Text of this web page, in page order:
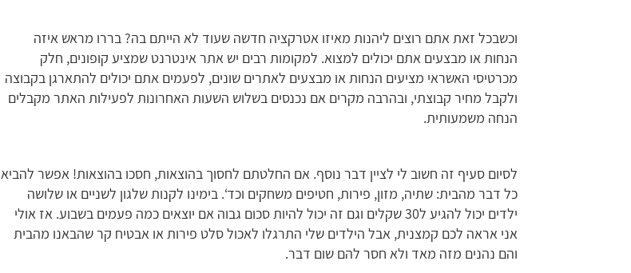
וכשבכל זאת אתם רוצים ליהנות מאיזו אטרקציה חדשה שעוד לא הייתם בה? בררו מראש איזה
הנחות או מבצעים אתם יכולים למצוא. למקומות רבים יש אתר אינטרנט שמציע קופונים, חלק
מכרטיסי האשראי מציעים הנחות או מבצעים לאתרים שונים, לפעמים אתם יכולים להתארגן בקבוצה
ולקבל מחיר קבוצתי, ובהרבה מקרים אם נכנסים בשלוש השעות האחרונות לפעילות האתר מקבלים
הנחה משמעותית.
לסיום סעיף זה חשוב לי לציין דבר נוסף. אם החלטתם לחסוך בהוצאות, חסכו בהוצאות! אפשר להביא
כל דבר מהבית: שתיה, מזון, פירות, חטיפים משחקים וכד‘. בימינו לקנות שלגון לשניים או שלושה
ילדים יכול להגיע ל30 שקלים וגם זה יכול להיות סכום גבוה אם יוצאים כמה פעמים בשבוע. אז אולי
אני אראה לכם קמצנית, אבל הילדים שלי התרגלו לאכול סלט פירות או אבטיח קר שהבאנו מהבית
והם נהנים מזה מאד ולא חסר להם שום דבר.